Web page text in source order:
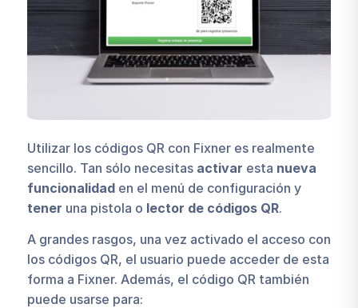
Utilizar los códigos QR con Fixner es realmente
sencillo. Tan sólo necesitas activar esta nueva
funcionalidaden el menú de configuración y
tener una pistola o lector de códigos QR.
A grandes rasgos, una vez activado el acceso con
los códigos QR, el usuario puede acceder de esta
forma a Fixner. Además, el código QR también
puede usarse para: